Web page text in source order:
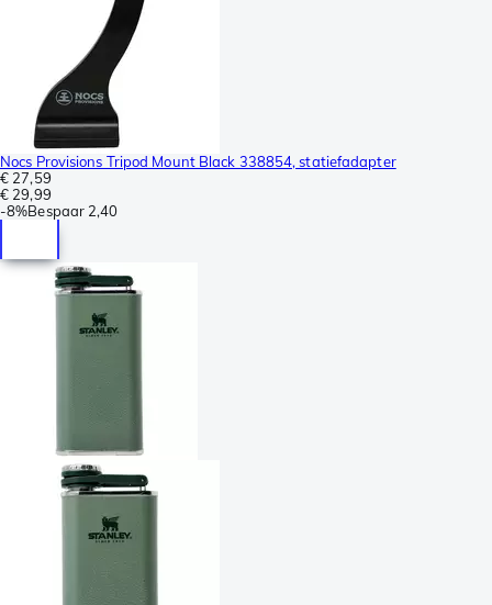
Nocs Provisions Tripod Mount Black 338854, statiefadapter
€ 27,59
€ 29,99
-8%Bespaar 2,40